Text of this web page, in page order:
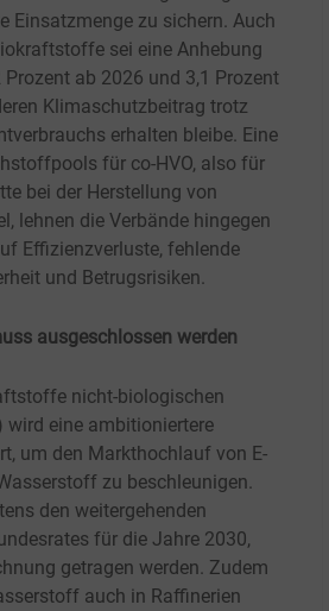
Einsatzmenge zu sichern. Auch
sei eine Anhebung
ab 2026 und 3,1 Prozent
Klimaschutzbeitrag trotz
erhalten bleibe. Eine
für co-HVO, also für
bei der Herstellung von
lehnen die Verbände hingegen
Effizienzverluste, fehlende
und Betrugsrisiken.
ausgeschlossen werden
nicht-biologischen
wird eine ambitioniertere
um den Markthochlauf von E-
zu beschleunigen.
den weitergehenden
für die Jahre 2030,
getragen werden. Zudem
auch in Raffinerien